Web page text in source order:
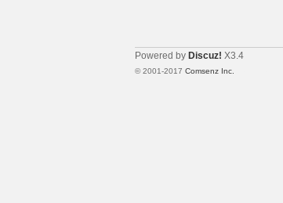
Powered by Discuz! X3.4
© 2001-2017 Comsenz Inc.